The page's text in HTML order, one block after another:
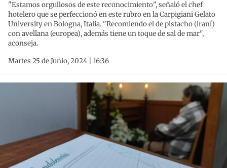
"Estamos orgullosos de este reconocimiento", señaló el chef
hotelero que se perfeccionó en este rubro en la Carpigiani Gelato
University en Bologna, Italia. "Recomiendo el de pistacho (iraní)
con avellana (europea), además tiene un toque de sal de mar",
aconseja.
Martes 25 de Junio, 2024 | 16:36